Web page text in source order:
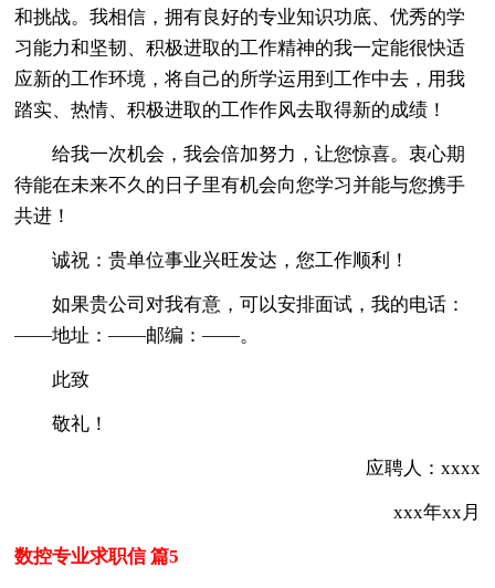
和挑战。我相信，拥有良好的专业知识功底、优秀的学
习能力和坚韧、积极进取的工作精神的我一定能很快适
应新的工作环境，将自己的所学运用到工作中去，用我
踏实、热情、积极进取的工作作风去取得新的成绩！
给我一次机会，我会倍加努力，让您惊喜。衷心期
待能在未来不久的日子里有机会向您学习并能与您携手
共进！
诚祝：贵单位事业兴旺发达，您工作顺利！
如果贵公司对我有意，可以安排面试，我的电话：
——地址：——邮编：——。
此致
敬礼！
应聘人：xxxx
xxx年xx月
数控专业求职信 篇5